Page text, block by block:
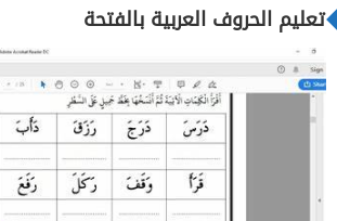
تعليم الحروف العربية بالفتحة